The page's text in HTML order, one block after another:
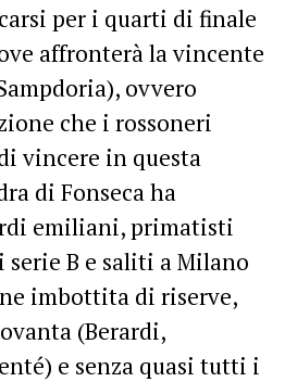
per i quarti di finale
affronterà la vincente
ovvero
che i rossoneri
vincere in questa
di Fonseca ha
emiliani, primatisti
B e saliti a Milano
imbottita di riserve,
(Berardi,
e senza quasi tutti i